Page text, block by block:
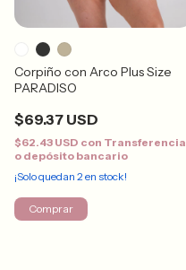
Corpiño con Arco Plus Size
PARADISO
$69.37 USD
$62.43 USD con Transferencia
o depósito bancario
¡Solo quedan 2en stock!
Comprar